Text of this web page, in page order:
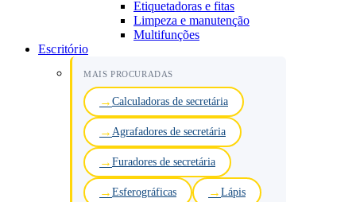
Etiquetadoras e fitas
Limpeza e manutenção
Multifunções
Escritório
MAIS PROCURADAS
Calculadoras de secretária
Agrafadores de secretária
Furadores de secretária
Esferográficas Lápis